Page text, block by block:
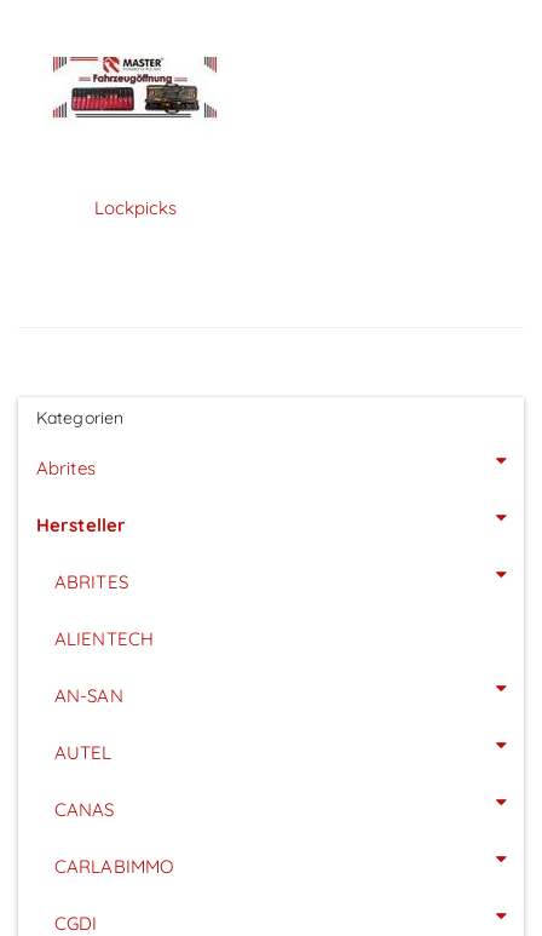
Lockpicks
Kategorien
Abrites
Hersteller
ABRITES
ALIENTECH
AN-SAN
AUTEL
CANAS
CARLABIMMO
CGDI